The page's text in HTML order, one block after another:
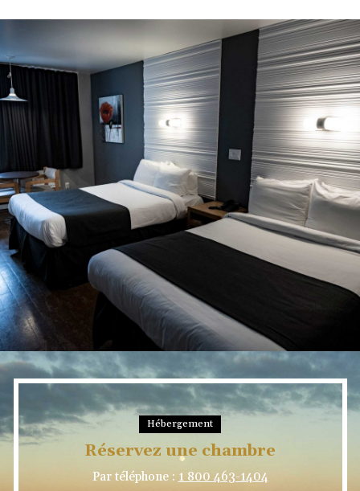
Hébergement
Réservez une chambre
Par téléphone : 1 800 463-1404